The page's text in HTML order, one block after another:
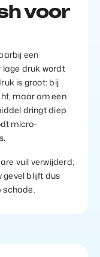
voor
een
druk wordt
is groot: bij
maar om een
dringt diep
micro-
vuil verwijderd,
blijft dus